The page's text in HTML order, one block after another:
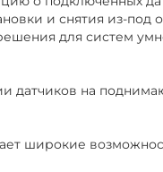
и снятия из-под
для систем
датчиков на
широкие